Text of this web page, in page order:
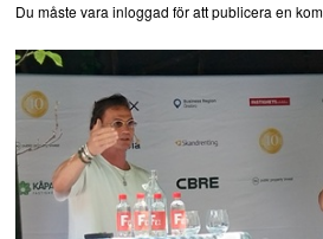
Du måste vara inloggad för att publicera en